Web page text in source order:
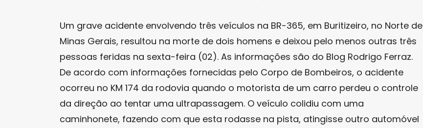
Um grave acidente envolvendo três veículos na BR-365, em Buritizeiro, no Norte de
Minas Gerais, resultou na morte de dois homens e deixou pelo menos outras três
pessoas feridas na sexta-feira (02). As informações são do Blog Rodrigo Ferraz.
De acordo com informações fornecidas pelo Corpo de Bombeiros, o acidente
ocorreu no KM 174 da rodovia quando o motorista de um carro perdeu o controle
da direção ao tentar uma ultrapassagem. O veículo colidiu com uma
caminhonete, fazendo com que esta rodasse na pista, atingisse outro automóvel